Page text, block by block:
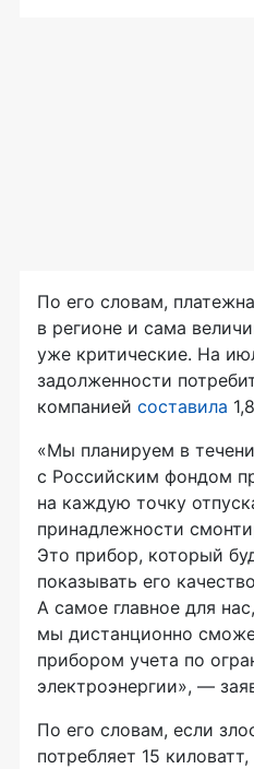
По его словам,
в регионе и сама
уже критические. На
задолженности
компанией составила
«Мы планируем в
с Российским фондом
на каждую точку
принадлежности
Это прибор, который
показывать его
А самое главное для
мы дистанционно
прибором учета по
электроэнергии», —
По его словам, если
потребляет 15